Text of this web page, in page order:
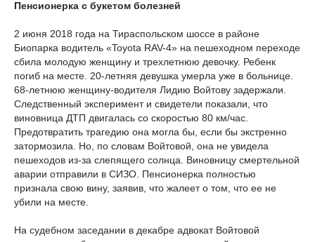
Пенсионерка с букетом болезней
2 июня 2018 года на Тираспольском шоссе в районе
Биопарка водитель «Toyota RAV-4» на пешеходном переходе
сбила молодую женщину и трехлетнюю девочку. Ребенк
погиб на месте. 20-летняя девушка умерла уже в больнице.
68-летнюю женщину-водителя Лидию Войтову задержали.
Следственный эксперимент и свидетели показали, что
виновница ДТП двигалась со скоростью 80 км/час.
Предотвратить трагедию она могла бы, если бы экстренно
затормозила. Но, по словам Войтовой, она не увидела
пешеходов из-за слепящего солнца. Виновницу смертельной
аварии отправили в СИЗО. Пенсионерка полностью
признала свою вину, заявив, что жалеет о том, что ее не
убили на месте.
На судебном заседании в декабре адвокат Войтовой